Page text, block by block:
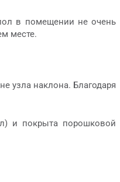
в помещении не очень
месте.
узла наклона. Благодаря
и покрыта порошковой